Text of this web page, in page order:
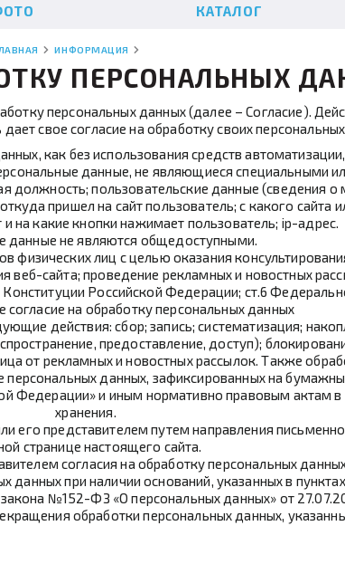
КАТАЛОГ
ИНФОРМАЦИЯ
ПЕРСОНАЛЬНЫХ
персональных данных (далее – Согласие).
свое согласие на обработку своих
как без использования средств
данные, не являющиеся специальными
пользовательские данные (сведения о
пришел на сайт пользователь; с какого
на какие кнопки нажимает пользователь; ip-адрес.
данные не являются общедоступными.
лиц с целью оказания
веб-сайта; проведение рекламных и новостных
Российской Федерации; ст.6
согласие на обработку персональных данных
действия: сбор; запись; систематизация;
предоставление, доступ);
от рекламных и новостных рассылок. Также
данных, зафиксированных на
и иным нормативно правовым актам в
хранения.
его представителем путем направления
странице настоящего сайта.
согласия на обработку персональных
при наличии оснований, указанных в пунктах
№152-ФЗ «О персональных данных» от
обработки персональных данных,